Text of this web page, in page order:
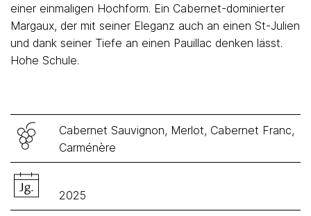
einer einmaligen Hochform. Ein Cabernet-dominierter
Margaux, der mit seiner Eleganz auch an einen St-Julien
und dank seiner Tiefe an einen Pauillac denken lässt.
Hohe Schule.
Cabernet Sauvignon, Merlot, Cabernet Franc,
Carménère
2025